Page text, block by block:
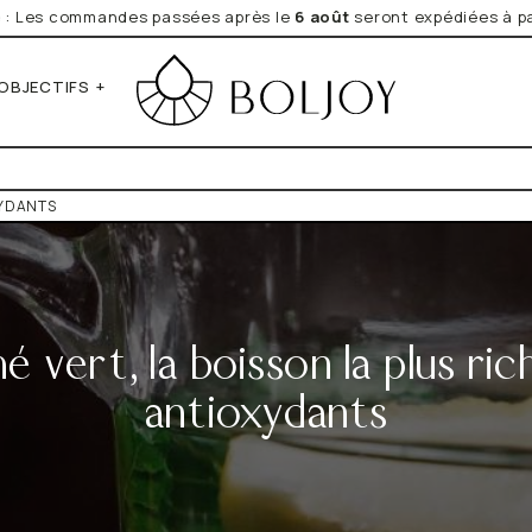
: Les commandes passées après le 6 août seront expédiées à
Notre sélection du moment
Quel est votre objectif ?
vert, la boisson la plus
antioxydants
*Obligatoire
Vos données personnelles
Lire la Politique de